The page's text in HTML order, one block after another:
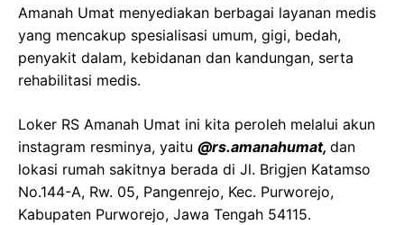
Amanah Umat menyediakan berbagai layanan medis
yang mencakup spesialisasi umum, gigi, bedah,
penyakit dalam, kebidanan dan kandungan, serta
rehabilitasi medis.
Loker RS Amanah Umat ini kita peroleh melalui akun
instagram resminya, yaitu @rs.amanahumat, dan
lokasi rumah sakitnya berada di Jl. Brigjen Katamso
No.144-A, Rw. 05, Pangenrejo, Kec. Purworejo,
Kabupaten Purworejo, Jawa Tengah 54115.